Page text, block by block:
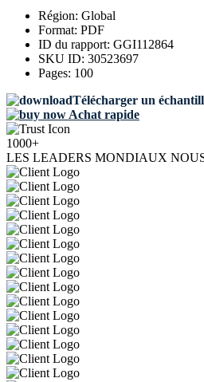
Région: Global
Format: PDF
ID du rapport: GGI112864
SKU ID: 30523697
Pages: 100
Télécharger un
Achat rapide
1000+
LES LEADERS MONDIAUX